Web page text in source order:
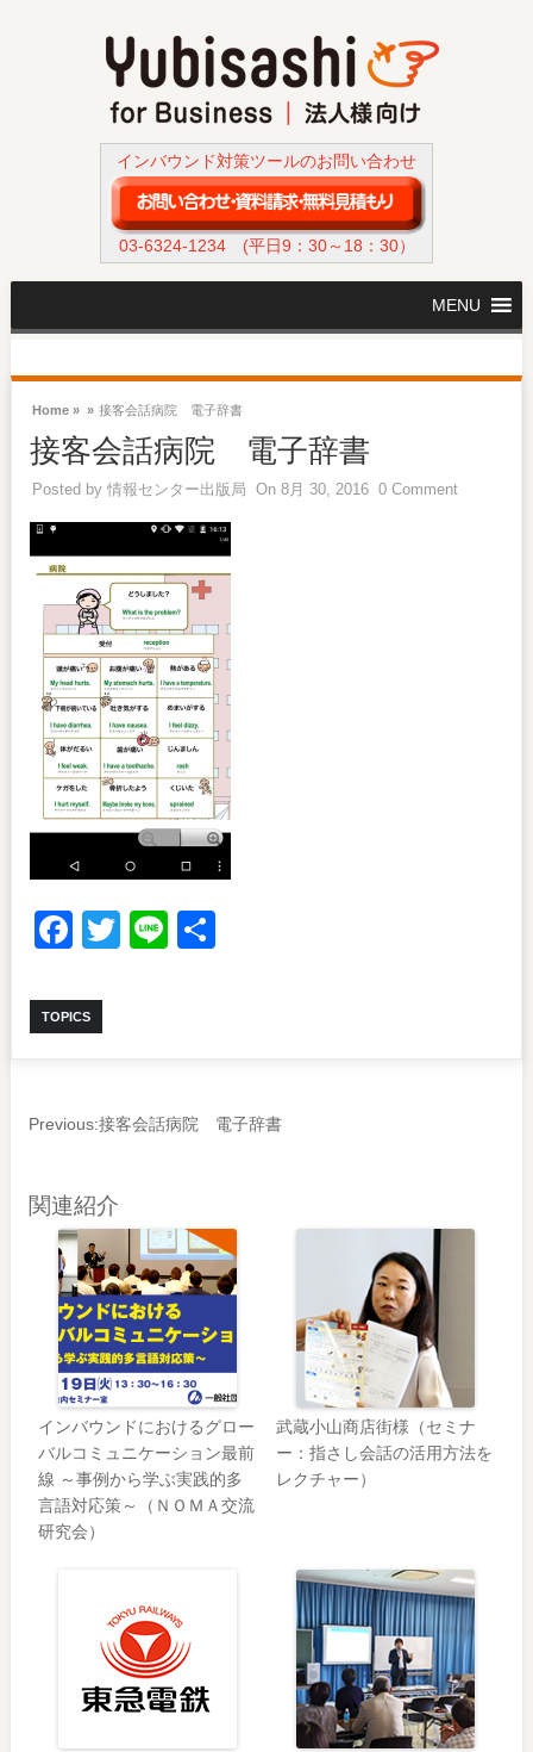
インバウンド対策ツールのお問い合わせ
03-6324-1234(平日9：30～18：30）
MENU
Home » » 接客会話病院 電子辞書
接客会話病院 電子辞書
Posted by 情報センター出版局 On 8月 30, 2016 0 Comment
Facebook
Twitter
Line共
TOPICS
Previous:接客会話病院 電子辞書
関連紹介
インバウンドにおけるグロー
バルコミュニケーション最前
線 ～事例から学ぶ実践的多
言語対応策～（ＮＯＭＡ交流
研究会）
武蔵小山商店街様（セミナ
ー：指さし会話の活用方法を
レクチャー）